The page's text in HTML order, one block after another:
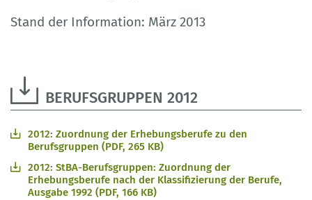
Stand der Information: März 2013
BERUFSGRUPPEN 2012
2012: Zuordnung der Erhebungsberufe zu den
Berufsgruppen (PDF, 265 KB)
2012: StBA-Berufsgruppen: Zuordnung der
Erhebungsberufe nach der Klassifizierung der Berufe,
Ausgabe 1992 (PDF, 166 KB)